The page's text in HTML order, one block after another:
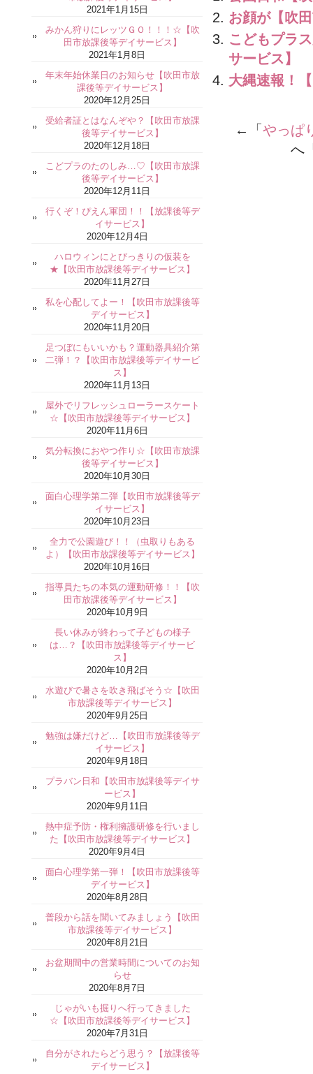
お顔が【吹
こどもプラ
サービス】
大縄速報！
←「 やっぱ
へ
2021年1月15日
みかん狩りにレッツＧＯ！！！☆【吹
田市放課後等デイサービス】
2021年1月8日
年末年始休業日のお知らせ【吹田市放
課後等デイサービス】
2020年12月25日
受給者証とはなんぞや？【吹田市放課
後等デイサービス】
2020年12月18日
こどプラのたのしみ…♡【吹田市放課
後等デイサービス】
2020年12月11日
行くぞ！ぴえん軍団！！【放課後等デ
イサービス】
2020年12月4日
ハロウィンにとびっきりの仮装を
★【吹田市放課後等デイサービス】
2020年11月27日
私を心配してよー！【吹田市放課後等
デイサービス】
2020年11月20日
足つぼにもいいかも？運動器具紹介第
二弾！？【吹田市放課後等デイサービ
ス】
2020年11月13日
屋外でリフレッシュローラースケート
☆【吹田市放課後等デイサービス】
2020年11月6日
気分転換におやつ作り☆【吹田市放課
後等デイサービス】
2020年10月30日
面白心理学第二弾【吹田市放課後等デ
イサービス】
2020年10月23日
全力で公園遊び！！（虫取りもある
よ）【吹田市放課後等デイサービス】
2020年10月16日
指導員たちの本気の運動研修！！【吹
田市放課後等デイサービス】
2020年10月9日
長い休みが終わって子どもの様子
は…？【吹田市放課後等デイサービ
ス】
2020年10月2日
水遊びで暑さを吹き飛ばそう☆【吹田
市放課後等デイサービス】
2020年9月25日
勉強は嫌だけど…【吹田市放課後等デ
イサービス】
2020年9月18日
プラバン日和【吹田市放課後等デイサ
ービス】
2020年9月11日
熱中症予防・権利擁護研修を行いまし
た【吹田市放課後等デイサービス】
2020年9月4日
面白心理学第一弾！【吹田市放課後等
デイサービス】
2020年8月28日
普段から話を聞いてみましょう【吹田
市放課後等デイサービス】
2020年8月21日
お盆期間中の営業時間についてのお知
らせ
2020年8月7日
じゃがいも掘りへ行ってきました
☆【吹田市放課後等デイサービス】
2020年7月31日
自分がされたらどう思う？【放課後等
デイサービス】